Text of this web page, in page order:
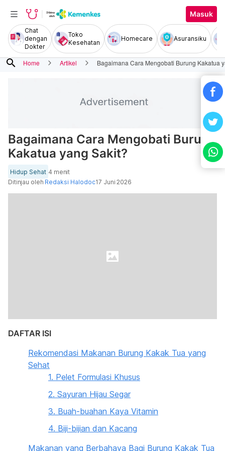
Masuk
Chat
dengan
Dokter
Toko
Kesehatan
Homecare Asuransiku
search Home Artikel Bagaimana Cara Mengobati Burung Kakatua
Bagaimana Cara Mengobati Burung
Kakatua yang Sakit?
Hidup Sehat 4 menit
Ditinjau oleh Redaksi Halodoc17 Juni 2026
DAFTAR ISI
Rekomendasi Makanan Burung Kakak Tua yang
Sehat
1. Pelet Formulasi Khusus
2. Sayuran Hijau Segar
3. Buah-buahan Kaya Vitamin
4. Biji-bijian dan Kacang
Makanan yang Berbahaya Bagi Burung Kakak Tua